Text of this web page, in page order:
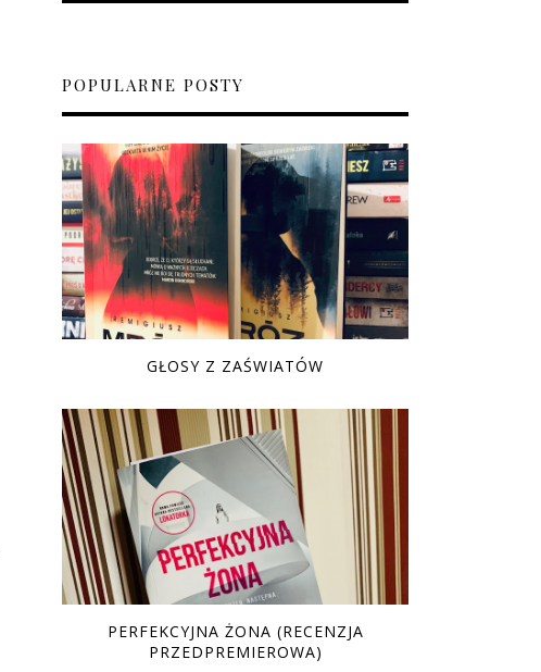
POPULARNE POSTY
GŁOSY Z ZAŚWIATÓW
PERFEKCYJNA ŻONA (RECENZJA
PRZEDPREMIEROWA)